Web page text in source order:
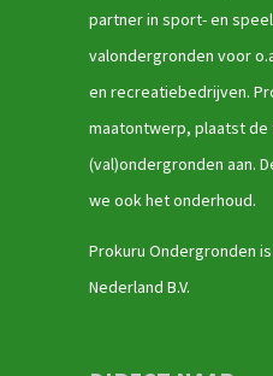
partner in sport- en
valondergronden voor
en recreatiebedrijven.
maatontwerp, plaatst
(val)ondergronden aan.
we ook het onderhoud.
Prokuru Ondergronden
Nederland B.V.